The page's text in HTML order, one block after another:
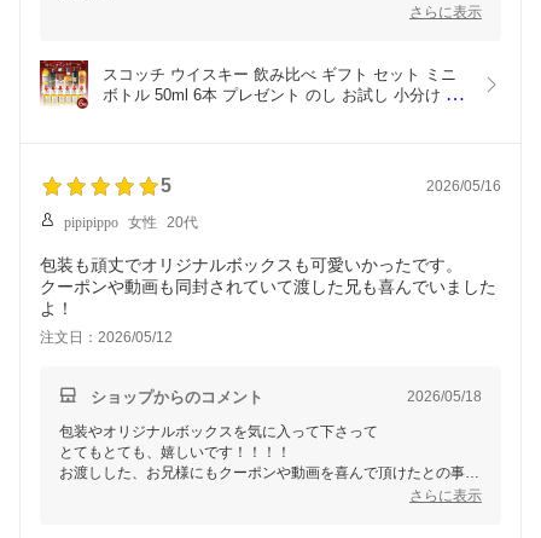
内容についてお話しする事を楽しみにしていらしゃるとの事。
スタッフ一同、とても胸があつくなりました。
そのようなご家族の喜びのシーンに
ご購入の上に、詳細までお伝えくださり、
誠にありがとうございます。
これからも、スタッフ一同
誠実に努めて参ります。
ありがとうございました！
さらに表示
スコッチ ウイスキー 飲み比べ ギフト セット ミニ
ボトル 50ml 6本 プレゼント のし お試し 小分け お
5 2026/05/16
pipipippo 女性 20代
包装も頑丈でオリジナルボックスも可愛いかったです。
クーポンや動画も同封されていて渡した兄も喜んでいました
よ！
注文日：2026/05/12
ショップからのコメント 2026/05/18
包装やオリジナルボックスを気に入って下さって
とてもとても、嬉しいです！！！！
お渡しした、お兄様にもクーポンや動画を喜んで頂けたとの事
さらに表示